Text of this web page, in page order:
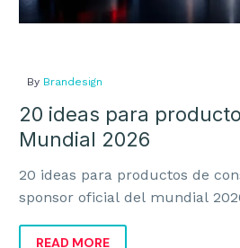
By Brandesign
20 ideas para
Mundial 2026
20 ideas para productos de
sponsor oficial del mundial
READ MORE
Identidad Corporativa
Naming y Nomenclatura
Diseño de Logotipos
Manual de Identidad